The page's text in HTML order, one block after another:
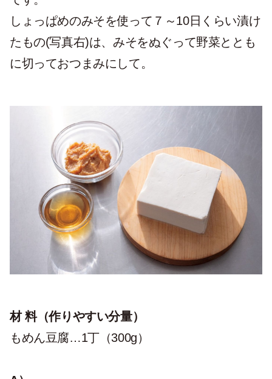
しょっぱめのみそを使って７～10日くらい漬け
たもの(写真右)は、みそをぬぐって野菜ととも
に切っておつまみにして。
材 料（作りやすい分量）
もめん豆腐…1丁（300g）